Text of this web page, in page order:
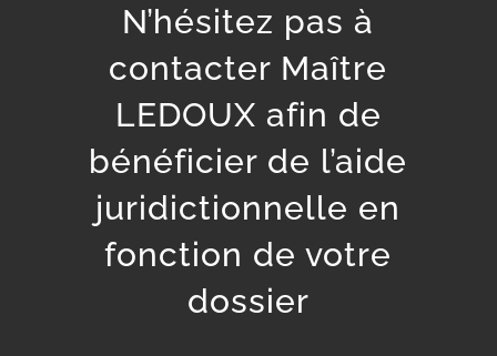
N’hésitez pas à
contacter Maître
LEDOUX afin de
bénéficier de l’aide
juridictionnelle en
fonction de votre
dossier